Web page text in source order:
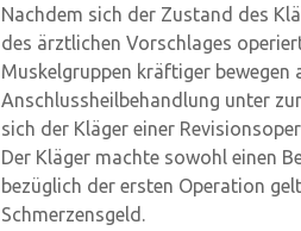
Nachdem sich der Zustand des
des ärztlichen Vorschlages
Muskelgruppen kräftiger
Anschlussheilbehandlung unter
sich der Kläger einer
Der Kläger machte sowohl einen
bezüglich der ersten Operation
Schmerzensgeld.